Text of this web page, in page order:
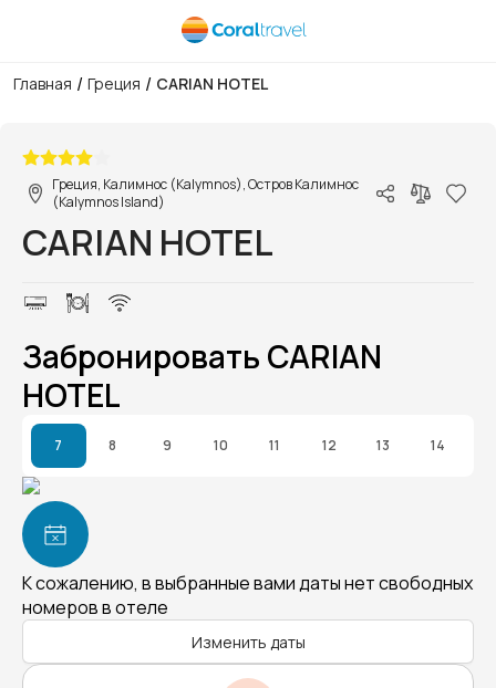
Главная / Греция / CARIAN HOTEL
Греция, Калимнос (Kalymnos), Остров Калимнос
(Kalymnos Island)
CARIAN HOTEL
Забронировать CARIAN
HOTEL
7 8 9 10 11 12 13 14
К сожалению, в выбранные вами даты нет свободных
номеров в отеле
Изменить даты